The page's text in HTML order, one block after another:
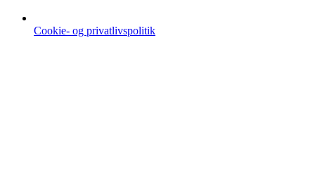
Cookie- og privatlivspolitik